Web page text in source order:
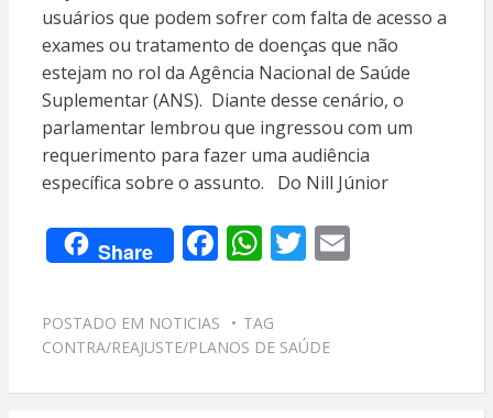
usuários que podem sofrer com falta de acesso a
exames ou tratamento de doenças que não
estejam no rol da Agência Nacional de Saúde
Suplementar (ANS). Diante desse cenário, o
parlamentar lembrou que ingressou com um
requerimento para fazer uma audiência
específica sobre o assunto. Do Nill Júnior
Share F
e
b
o
W
at
s
A
T
er
E
POSTADO EM NOTICIAS
TAG
CONTRA/REAJUSTE/PLANOS DE SAÚDE